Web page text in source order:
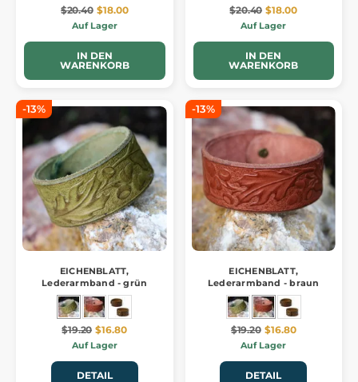
$20.40 $18.00
Auf Lager
IN DEN
WARENKORB
$20.40 $18.00
Auf Lager
IN DEN
WARENKORB
-13%
EICHENBLATT,
Lederarmband - grün
$19.20 $16.80
Auf Lager
DETAIL
-13%
EICHENBLATT,
Lederarmband - braun
$19.20 $16.80
Auf Lager
DETAIL